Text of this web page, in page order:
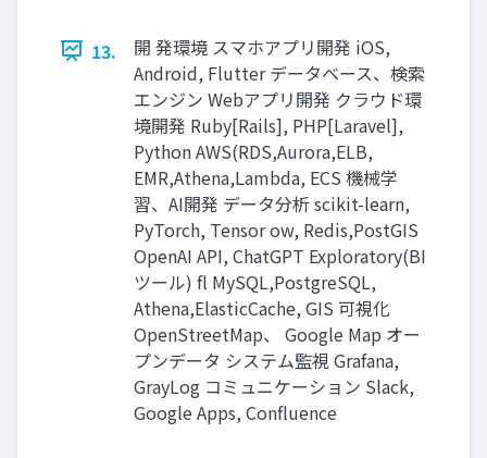
13.
開 発環境 スマホアプリ開発 iOS,
Android, Flutter データベース、検索
エンジン Webアプリ開発 クラウド環
境開発 Ruby[Rails], PHP[Laravel],
Python AWS(RDS,Aurora,ELB,
EMR,Athena,Lambda, ECS 機械学
習、AI開発 データ分析 scikit-learn,
PyTorch, Tensor ow, Redis,PostGIS
OpenAI API, ChatGPT Exploratory(BI
ツール) fl MySQL,PostgreSQL,
Athena,ElasticCache, GIS 可視化
OpenStreetMap、 Google Map オー
プンデータ システム監視 Grafana,
GrayLog コミュニケーション Slack,
Google Apps, Conﬂuence